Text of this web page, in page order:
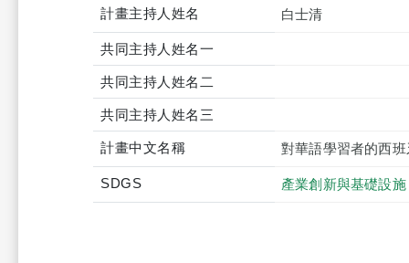
計畫主持人姓名 白士清
共同主持人姓名一
共同主持人姓名二
共同主持人姓名三
計畫中文名稱 對華語學習者的西
SDGS 產業創新與基礎設施